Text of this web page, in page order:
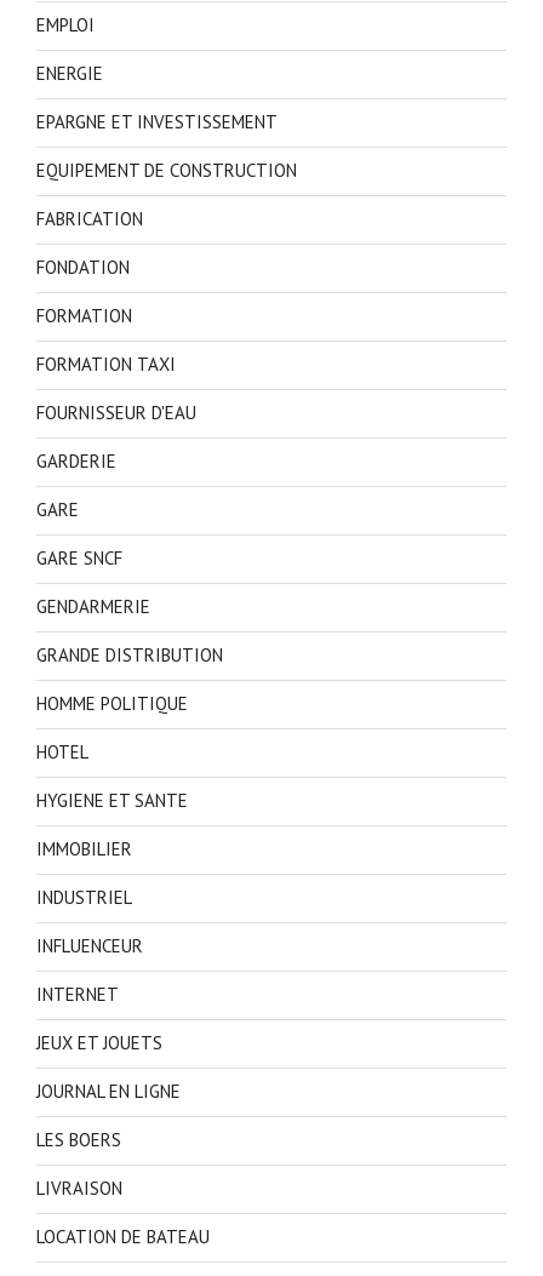
EMPLOI
ENERGIE
EPARGNE ET INVESTISSEMENT
EQUIPEMENT DE CONSTRUCTION
FABRICATION
FONDATION
FORMATION
FORMATION TAXI
FOURNISSEUR D'EAU
GARDERIE
GARE
GARE SNCF
GENDARMERIE
GRANDE DISTRIBUTION
HOMME POLITIQUE
HOTEL
HYGIENE ET SANTE
IMMOBILIER
INDUSTRIEL
INFLUENCEUR
INTERNET
JEUX ET JOUETS
JOURNAL EN LIGNE
LES BOERS
LIVRAISON
LOCATION DE BATEAU